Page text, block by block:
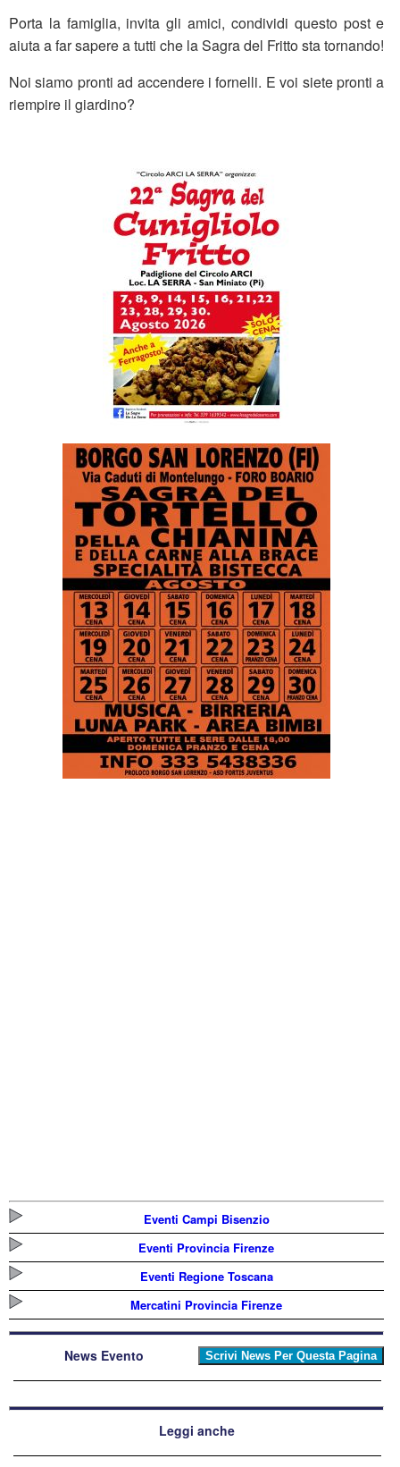
Porta la famiglia, invita gli amici, condividi questo post e
aiuta a far sapere a tutti che la Sagra del Fritto sta tornando!
Noi siamo pronti ad accendere i fornelli. E voi siete pronti a
riempire il giardino?
Eventi Campi Bisenzio
Eventi Provincia Firenze
Eventi Regione Toscana
Mercatini Provincia Firenze
News Evento
Leggi anche